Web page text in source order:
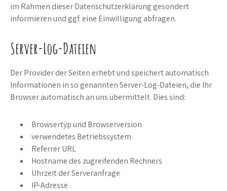
im Rahmen dieser Datenschutzerklärung gesondert
informieren und ggf. eine Einwilligung abfragen.
Server-Log-Dateien
Der Provider der Seiten erhebt und speichert automatisch
Informationen in so genannten Server-Log-Dateien, die Ihr
Browser automatisch an uns übermittelt. Dies sind:
Browsertyp und Browserversion
verwendetes Betriebssystem
Referrer URL
Hostname des zugreifenden Rechners
Uhrzeit der Serveranfrage
IP-Adresse